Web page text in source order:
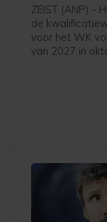
ZEIST (ANP) -
de
voor het WK
van 2027 in
of de duels